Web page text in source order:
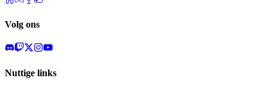
Volg ons
Nuttige links